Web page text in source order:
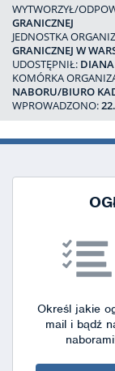
WYTWORZYŁ/
GRANICZNEJ
JEDNOSTKA
GRANICZNEJ W
UDOSTĘPNIŁ: DIANA
KOMÓRKA
NABORU/BIURO
WPROWADZONO:
Określ jakie
mail i bądź